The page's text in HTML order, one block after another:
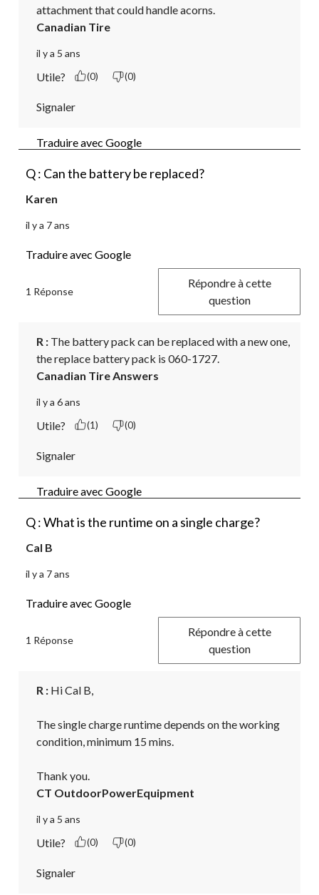
attachment that could handle acorns.
Canadian Tire
il y a 5 ans
Utile? (0) (0)
Signaler
Traduire avec Google
Q : Can the battery be replaced?
Karen
il y a 7 ans
Traduire avec Google
1 Réponse
Répondre à cette
question
R : The battery pack can be replaced with a new one,
the replace battery pack is 060-1727.
Canadian Tire Answers
il y a 6 ans
Utile? (1) (0)
Signaler
Traduire avec Google
Q : What is the runtime on a single charge?
Cal B
il y a 7 ans
Traduire avec Google
1 Réponse
Répondre à cette
question
R : Hi Cal B,
The single charge runtime depends on the working
condition, minimum 15 mins.
Thank you.
CT OutdoorPowerEquipment
il y a 5 ans
Utile? (0) (0)
Signaler